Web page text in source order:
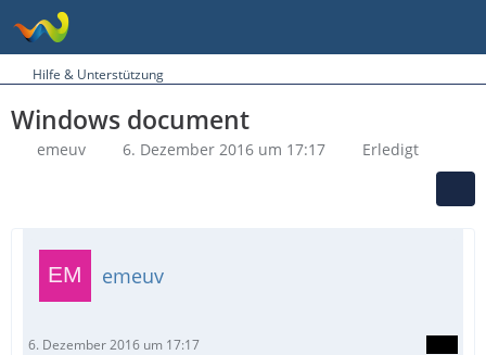
Hilfe & Unterstützung
Windows document
emeuv 6. Dezember 2016 um 17:17 Erledigt
emeuv
6. Dezember 2016 um 17:17